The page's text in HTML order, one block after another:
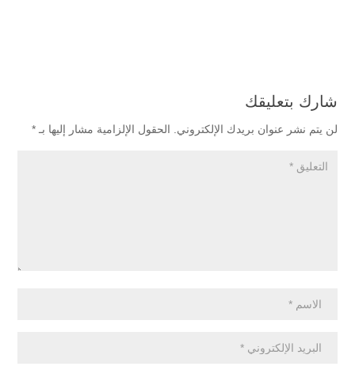
شارك بتعليقك
لن يتم نشر عنوان بريدك الإلكتروني. الحقول الإلزامية مشار إليها بـ *